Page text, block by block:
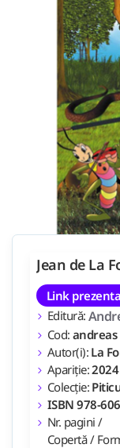
Jean de La
Link
Editură:
Cod: andreas
Autor(i): La
Apariție:2024
Colecție:
ISBN 978-
Nr. pagini /
Copertă /